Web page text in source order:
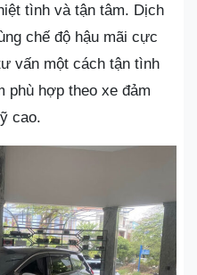
tình và tận tâm. Dịch
chế độ hậu mãi cực
vấn một cách tận tình
phù hợp theo xe đảm
cao.